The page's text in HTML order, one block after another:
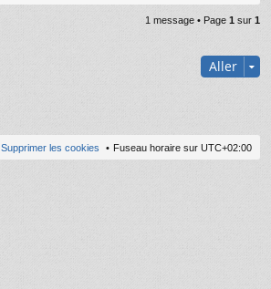
au
t
1 message • Page 1 sur 1
Aller
Fuseau horaire sur UTC+02:00
Supprimer les cookies